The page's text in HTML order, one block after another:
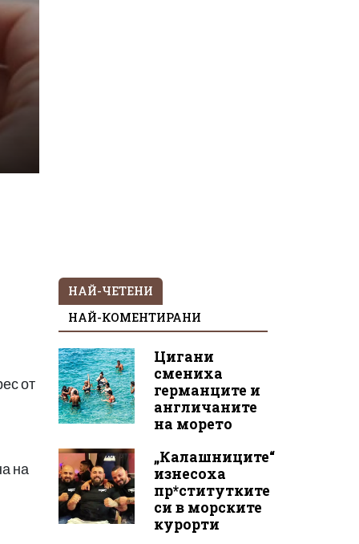
от
на
НАЙ-ЧЕТЕНИ
НАЙ-КОМЕНТИРАНИ
Цигани
смениха
германците и
англичаните
на морето
„Калашниците“
изнесоха
пр*ститутките
си в морските
курорти